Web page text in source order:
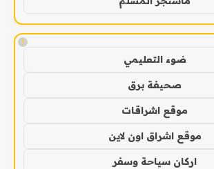
!
ضوء التعليمي
صحيفة برق
موقع اشراقات
موقع اشراق اون لاين
اركان سياحة وسفر